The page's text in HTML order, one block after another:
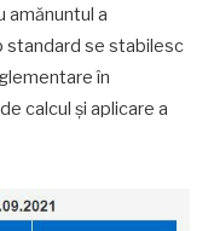
amănuntul a
standard se stabilesc
în
calcul şi aplicare a